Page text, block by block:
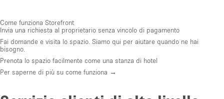
Come funziona Storefront
Invia una richiesta al proprietario senza vincolo di pagamento
Fai domande e visita lo spazio. Siamo qui per aiutare quando ne hai
bisogno.
Prenota lo spazio facilmente come una stanza di hotel
Per saperne di più su come funziona →